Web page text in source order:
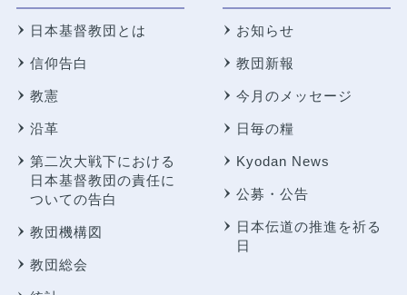
日本基督教団とは
信仰告白
教憲
沿革
第二次大戦下における
日本基督教団の責任に
ついての告白
教団機構図
教団総会
お知らせ
教団新報
今月のメッセージ
日毎の糧
Kyodan News
公募・公告
日本伝道の推進を祈る
日